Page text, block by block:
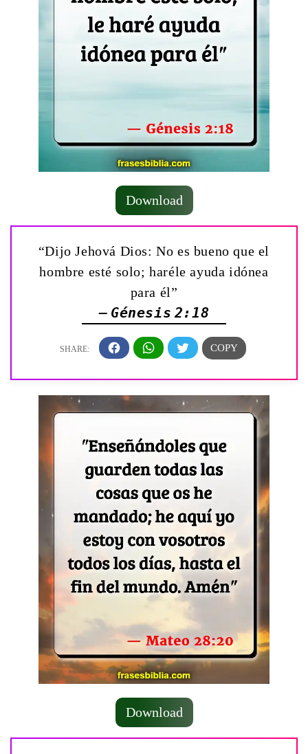
Download
“Dijo Jehová Dios: No es bueno que el
hombre esté solo; haréle ayuda idónea
para él”
— Génesis 2:18
Download